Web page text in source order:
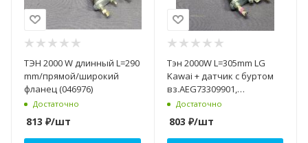
ТЭН 2000 W длинный L=290
mm/прямой/широкий
фланец (046976)
Достаточно
813 ₽/шт
Тэн 2000W L=305mm LG
Kawai + датчик с буртом
вз.AEG73309901,
TAW34631950, AEG33121506
Достаточно
803 ₽/шт